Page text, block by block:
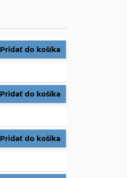
Pridať do košíka
Pridať do košíka
Pridať do košíka